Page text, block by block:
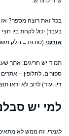
בכל זאת רוצה מספר?
בעבר) יכול לקחת בין
אורגני (טובות = חלק
תמיד יש חריגים: אתר
ספורים. לחלופין –
דין ועוד) לרוב לא יראו
למי יש
לגמרי. זה ממש לא